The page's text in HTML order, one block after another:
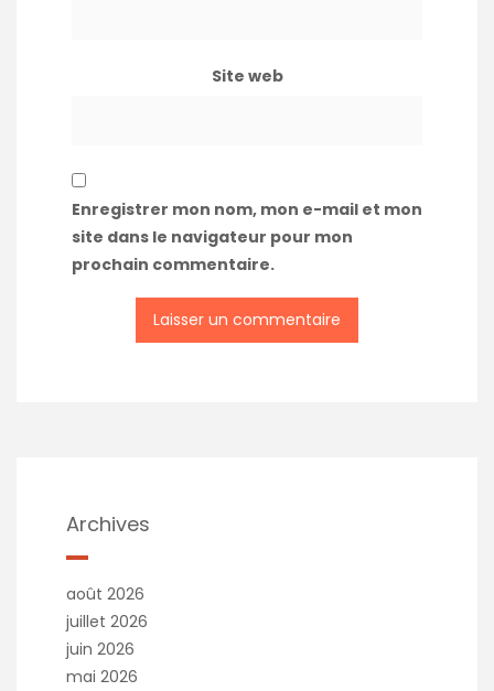
Site web
Enregistrer mon nom, mon e-mail et mon
site dans le navigateur pour mon
prochain commentaire.
t
i
v
:
Archives
août 2026
juillet 2026
juin 2026
mai 2026